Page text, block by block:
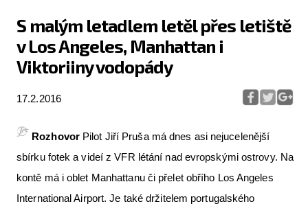
S malým letadlem letěl přes letiště
v Los Angeles, Manhattan i
Viktoriiny vodopády
17.2.2016
RozhovorPilot Jiří Pruša má dnes asi nejucelenější
sbírku fotek a videí z VFR létání nad evropskými ostrovy. Na
kontě má i oblet Manhattanu či přelet obřího Los Angeles
International Airport. Je také držitelem portugalského
Flying Revue
Články
Série & speciály
Letecká videa